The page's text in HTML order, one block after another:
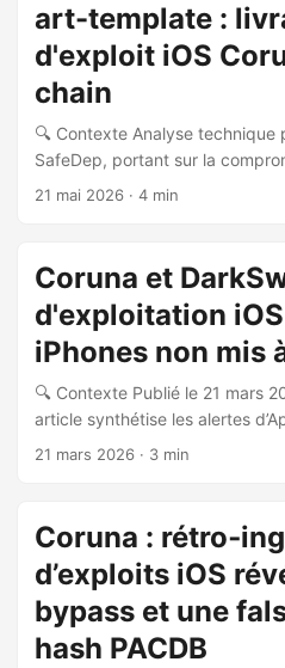
art-template :
d'exploit iOS
chain
🔍 Contexte Analyse
SafeDep, portant sur la
art-template (moteur de
repose sur une prise de
npm (account takeover). Trois
(v4v5qc,
publié des versions
2026. Le compte GitHub
goofychris fin novembre 2024,
npm de trois mois. ...
21 mai 2026 · 4 min
Coruna et
d'exploitation
iPhones non mis
🔍 Contexte Publié le 21 mars
article synthétise les alertes
Google GTIG et Lookout Threat
initialement en février 2025 par
les iPhones sous iOS 13.0 à
d’exploitation complètes et 23
: ...
21 mars 2026 · 3 min
Coruna :
d’exploits iOS
bypass et une
hash PACDB